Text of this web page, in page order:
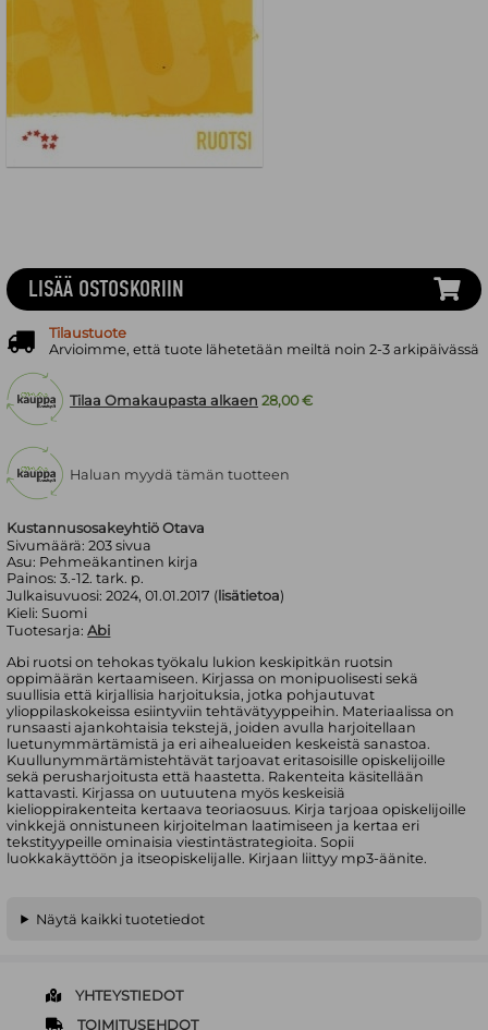
Kustannusosakeyhtiö Otava
Sivumäärä:203 sivua
Asu: Pehmeäkantinen kirja
Painos:3.-12. tark. p.
Julkaisuvuosi:2024, 01.01.2017 ( lisätietoa)
Kieli:Suomi
Tuotesarja: Abi
Abi ruotsi on tehokas työkalu lukion keskipitkän ruotsin
oppimäärän kertaamiseen. Kirjassa on monipuolisesti sekä
suullisia että kirjallisia harjoituksia, jotka pohjautuvat
ylioppilaskokeissa esiintyviin tehtävätyyppeihin. Materiaalissa on
runsaasti ajankohtaisia tekstejä, joiden avulla harjoitellaan
luetunymmärtämistä ja eri aihealueiden keskeistä sanastoa.
Kuullunymmärtämistehtävät tarjoavat eritasoisille opiskelijoille
sekä perusharjoitusta että haastetta. Rakenteita käsitellään
kattavasti. Kirjassa on uutuutena myös keskeisiä
kielioppirakenteita kertaava teoriaosuus. Kirja tarjoaa opiskelijoille
vinkkejä onnistuneen kirjoitelman laatimiseen ja kertaa eri
tekstityypeille ominaisia viestintästrategioita. Sopii
luokkakäyttöön ja itseopiskelijalle. Kirjaan liittyy mp3-äänite.
LISÄÄ OSTOSKORIIN
Tilaustuote
Arvioimme, että tuote lähetetään meiltä noin 2-3 arkipäivässä
Tilaa Omakaupasta alkaen 28,00 €
Haluan myydä tämän tuotteen
Näytä kaikki tuotetiedot
YHTEYSTIEDOT
TOIMITUSEHDOT